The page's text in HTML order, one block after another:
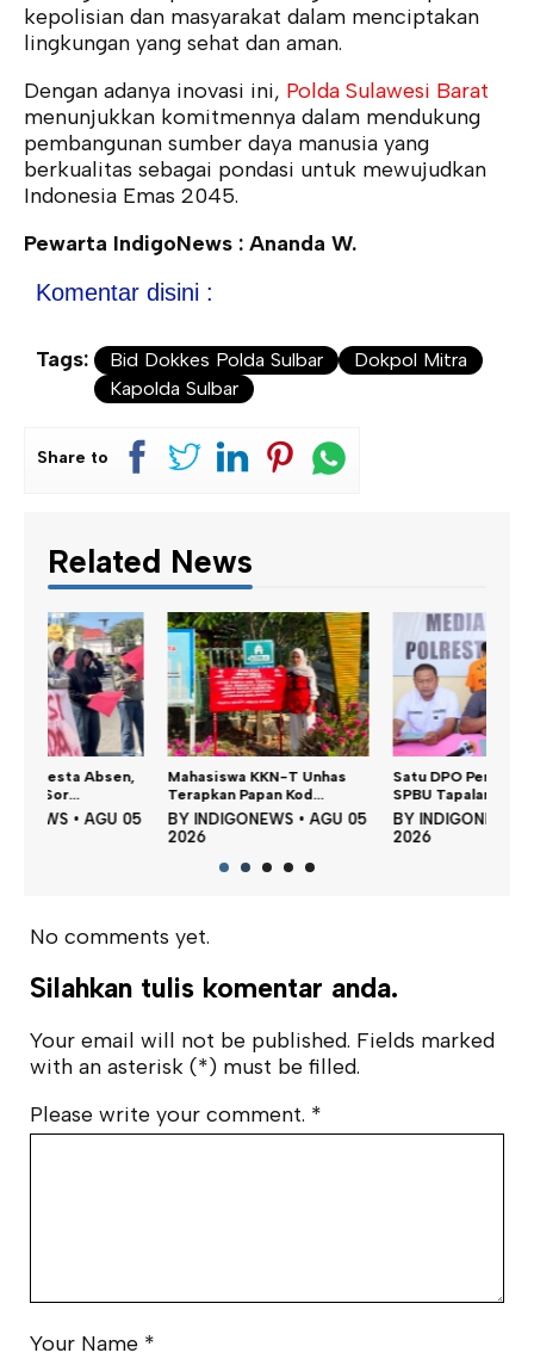
kepolisian dan masyarakat dalam menciptakan
lingkungan yang sehat dan aman.
Dengan adanya inovasi ini, Polda Sulawesi Barat
menunjukkan komitmennya dalam mendukung
pembangunan sumber daya manusia yang
berkualitas sebagai pondasi untuk mewujudkan
Indonesia Emas 2045.
Pewarta IndigoNews : Ananda W.
Komentar disini :
Tags: Bid Dokkes Polda Sulbar
Dokpol Mitra
Kapolda Sulbar
Share to
Related News
Mahasiswa KKN-T Unhas
Terapkan Papan Kod...
BY INDIGONEWS • AGU 05
Satu DPO Pengeroyokan
SPBU Tapalang Dita...
BY INDIGONEWS • AGU 05
No comments yet.
Silahkan tulis komentar anda.
Your email will not be published. Fields marked
with an asterisk (*) must be filled.
Please write your comment. *
Your Name *